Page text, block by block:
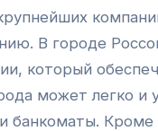
В городе
который
может легко и
банкоматы. Кроме